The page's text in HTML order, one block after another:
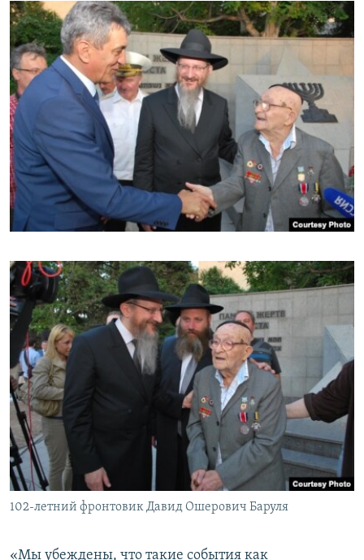
102-летний фронтовик Давид Ошерович Баруля
«Мы убеждены, что такие события как